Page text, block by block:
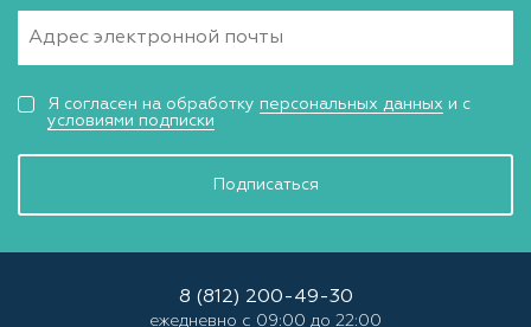
Подписаться
Я согласен на обработку персональных данных и с
условиями подписки
8 (812) 200-49-30
ежедневно с 09:00 до 22:00